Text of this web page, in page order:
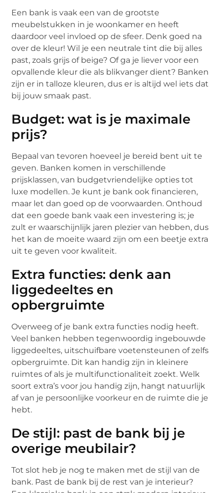
Een bank is vaak een van de grootste
meubelstukken in je woonkamer en heeft
daardoor veel invloed op de sfeer. Denk goed na
over de kleur! Wil je een neutrale tint die bij alles
past, zoals grijs of beige? Of ga je liever voor een
opvallende kleur die als blikvanger dient? Banken
zijn er in talloze kleuren, dus er is altijd wel iets dat
bij jouw smaak past.
Budget: wat is je maximale
prijs?
Bepaal van tevoren hoeveel je bereid bent uit te
geven. Banken komen in verschillende
prijsklassen, van budgetvriendelijke opties tot
luxe modellen. Je kunt je bank ook financieren,
maar let dan goed op de voorwaarden. Onthoud
dat een goede bank vaak een investering is; je
zult er waarschijnlijk jaren plezier van hebben, dus
het kan de moeite waard zijn om een beetje extra
uit te geven voor kwaliteit.
Extra functies: denk aan
liggedeeltes en
opbergruimte
Overweeg of je bank extra functies nodig heeft.
Veel banken hebben tegenwoordig ingebouwde
liggedeeltes, uitschuifbare voetensteunen of zelfs
opbergruimte. Dit kan handig zijn in kleinere
ruimtes of als je multifunctionaliteit zoekt. Welk
soort extra’s voor jou handig zijn, hangt natuurlijk
af van je persoonlijke voorkeur en de ruimte die je
hebt.
De stijl: past de bank bij je
overige meubilair?
Tot slot heb je nog te maken met de stijl van de
bank. Past de bank bij de rest van je interieur?